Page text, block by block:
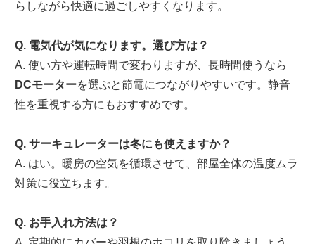
らしながら快適に過ごしやすくなります。
Q. 電気代が気になります。選び方は？
A. 使い方や運転時間で変わりますが、長時間使うなら
DCモーターを選ぶと節電につながりやすいです。静音
性を重視する方にもおすすめです。
Q. サーキュレーターは冬にも使えますか？
A. はい。暖房の空気を循環させて、部屋全体の温度ムラ
対策に役立ちます。
Q. お手入れ方法は？